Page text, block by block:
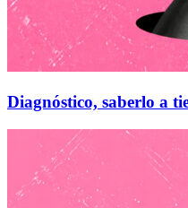
Diagnóstico, saberlo a